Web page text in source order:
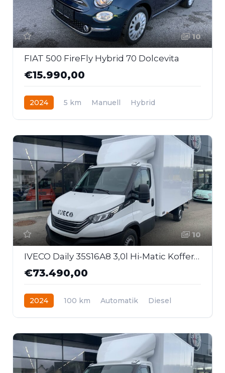
10
FIAT 500 FireFly Hybrid 70 Dolcevita
€15.990,00
2024 5 km Manuell
Hybrid
10
IVECO Daily 35S16A8 3,0l Hi-Matic Kofferaufbau mit LBW
€73.490,00
2024 100 km Automatik
Diesel